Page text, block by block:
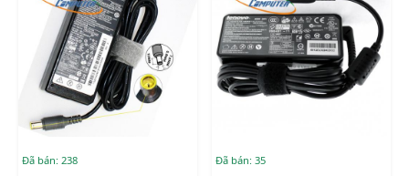
Đã bán: 238 Đã bán: 35